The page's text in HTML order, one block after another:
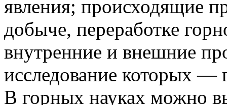
явления; происходящие
добыче, переработке
внутренние и внешние
исследование которых —
В горных науках можно